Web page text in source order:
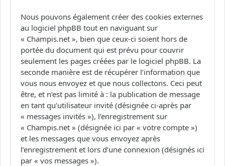
Nous pouvons également créer des cookies externes
au logiciel phpBB tout en naviguant sur
« Champis.net », bien que ceux-ci soient hors de
portée du document qui est prévu pour couvrir
seulement les pages créées par le logiciel phpBB. La
seconde manière est de récupérer l’information que
vous nous envoyez et que nous collectons. Ceci peut
être, et n’est pas limité à : la publication de message
en tant qu’utilisateur invité (désignée ci-après par
« messages invités »), l’enregistrement sur
« Champis.net » (désignée ici par « votre compte »)
et les messages que vous envoyez après
l’enregistrement et lors d’une connexion (désignés ici
par « vos messages »).